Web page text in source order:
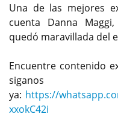
Una de las mejores
cuenta Danna
quedó maravillada del
Encuentre contenido
siganos
ya: https://
xxokC42i